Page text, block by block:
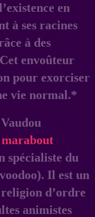
en
à ses racines
à des
envoûteur
pour exorciser
vie normal.*
spécialiste du
Il est un
d’ordre
animistes